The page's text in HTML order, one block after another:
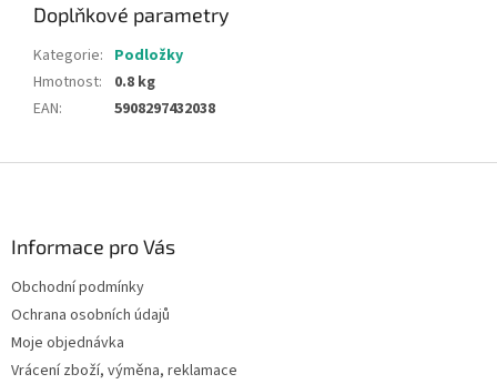
Doplňkové parametry
Kategorie: Podložky
Hmotnost:
0.8 kg
EAN: 5908297432038
Informace pro Vás
Obchodní podmínky
Ochrana osobních údajů
Moje objednávka
Vrácení zboží, výměna, reklamace